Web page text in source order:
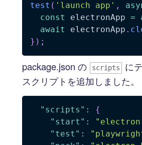
test ( 'launch app' ,
const
electronApp =
await
electronApp .
} ) ;
package.json の scripts
に
スクリプトを追加しました。
"scripts" :
{
"start" :
"test" :